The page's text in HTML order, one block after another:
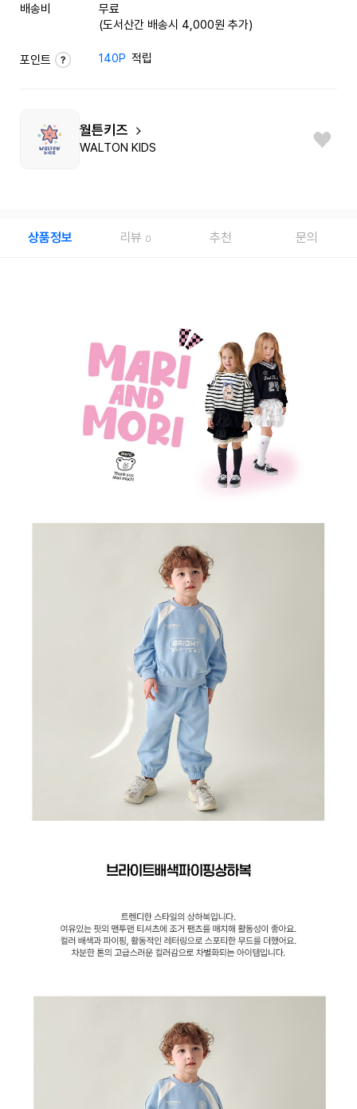
배송비
무료
(도서산간 배송시 4,000원 추가)
포인트 140P 적립
월튼키즈
WALTON KIDS
상품정보 리뷰 0 추천 문의